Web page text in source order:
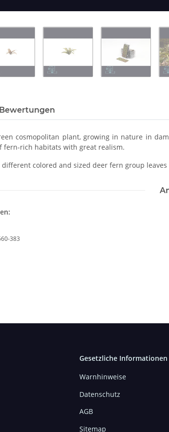
Bewertungen
cosmopolitan plant, growing in nature in
fern-rich habitats with great realism.
colored and sized deer fern group
383
Gesetzliche Informationen
Warnhinweise
Datenschutz
AGB
Sitemap